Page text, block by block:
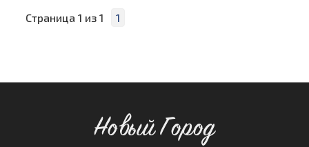
Страница 1 из 1 1
Новый Город